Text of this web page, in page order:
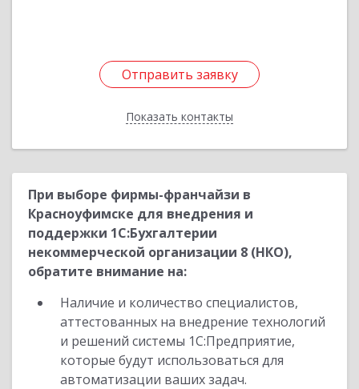
Отправить заявку
Показать контакты
Отправить заявку
Назад
При выборе фирмы-франчайзи в
Красноуфимске для внедрения и
поддержки 1С:Бухгалтерии
некоммерческой организации 8 (НКО),
обратите внимание на:
Наличие и количество специалистов,
аттестованных на внедрение технологий
и решений системы 1С:Предприятие,
которые будут использоваться для
автоматизации ваших задач.